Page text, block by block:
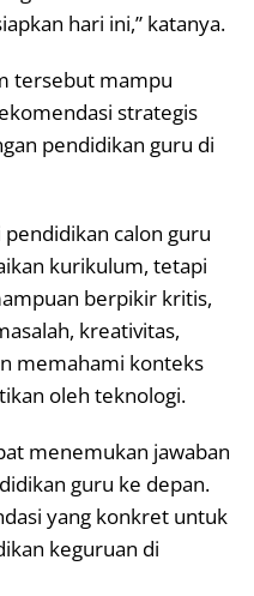
hari ini,” katanya.
tersebut mampu
strategis
pendidikan guru di
calon guru
kurikulum, tetapi
berpikir kritis,
kreativitas,
memahami konteks
oleh teknologi.
menemukan jawaban
guru ke depan.
yang konkret untuk
keguruan di